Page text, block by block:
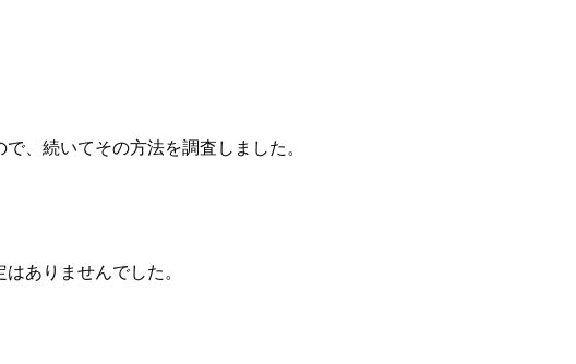
、続いてその方法を調査しました。
ありませんでした。